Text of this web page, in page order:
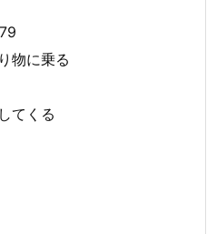
消しにマンガ 1970年代の「スーパー
お前との友情ごっこをよぉwww」
物に乗る
てくる